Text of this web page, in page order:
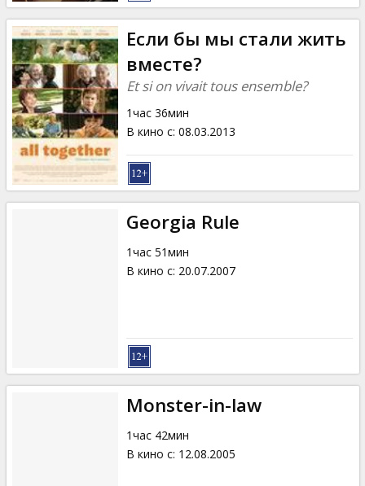
Еcли бы мы стали жить
вместе?
Et si on vivait tous ensemble?
1час 36мин
В кино с: 08.03.2013
Georgia Rule
1час 51мин
В кино с: 20.07.2007
Monster-in-law
1час 42мин
В кино с: 12.08.2005